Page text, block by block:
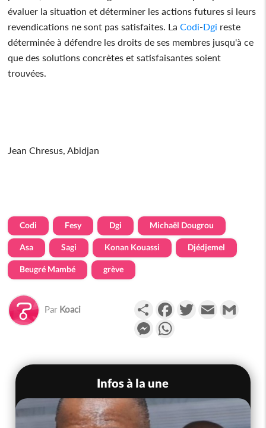
évaluer la situation et déterminer les actions futures si leurs
revendications ne sont pas satisfaites. LaCodi-Dgi reste
déterminée à défendre les droits de ses membres jusqu'à ce
que des solutions concrètes et satisfaisantes soient
trouvées.
Jean Chresus, Abidjan
Codi Fesy Dgi Michaël Dougrou
Asa Sagi Konan Kouassi Djédjemel
Beugré Mambé grève
Par Koaci PartagerFacebookTwitterEmail
Messenger
Infos à la une